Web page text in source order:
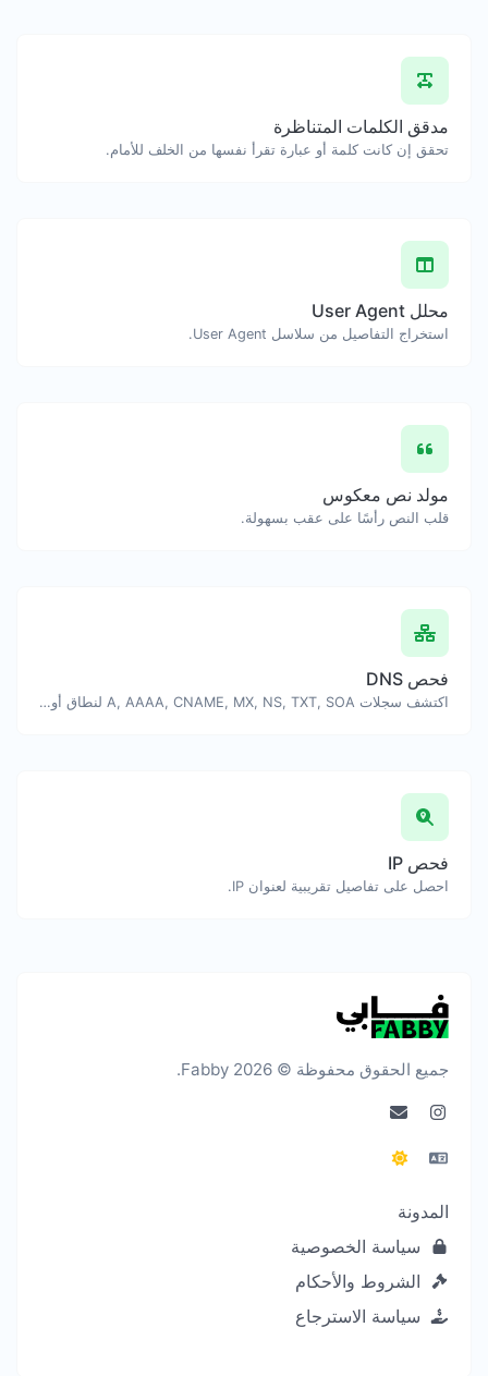
مدقق الكلمات المتناظرة
تحقق إن كانت كلمة أو عبارة تقرأ نفسها من الخلف للأمام.
محلل User Agent
استخراج التفاصيل من سلاسل User Agent.
مولد نص معكوس
قلب النص رأسًا على عقب بسهولة.
فحص DNS
اكتشف سجلات A, AAAA, CNAME, MX, NS, TXT, SOA لنطاق أو مضيف.
فحص IP
احصل على تفاصيل تقريبية لعنوان IP.
جميع الحقوق محفوظة © 2026 Fabby.
المدونة
سياسة الخصوصية
الشروط والأحكام
سياسة الاسترجاع